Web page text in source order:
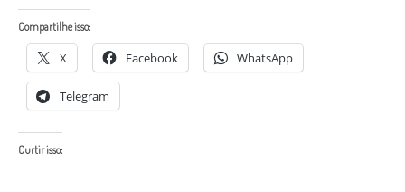
Compartilhe isso:
X Facebook WhatsApp
Telegram
Curtir isso: